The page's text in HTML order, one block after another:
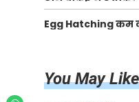
खाद गट्टों में बदलकर
बेचने वालों पर करवाई
Egg Hatching कम
You May Like